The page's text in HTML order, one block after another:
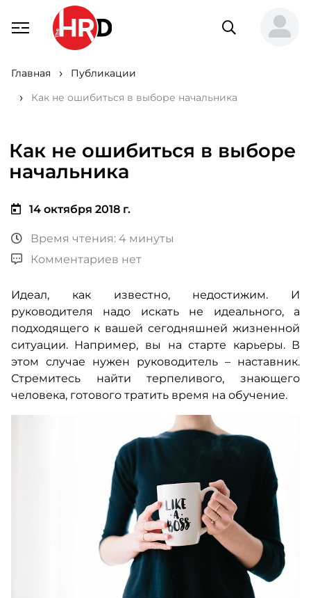
Главная
Публикации
Как не ошибиться в выборе начальника
Как не ошибиться в выборе
начальника
14 октября 2018 г.
Время чтения: 4 минуты
Комментариев нет
Идеал, как известно, недостижим. И
руководителя надо искать не идеального, а
подходящего к вашей сегодняшней жизненной
ситуации. Например, вы на старте карьеры. В
этом случае нужен руководитель – наставник.
Стремитесь найти терпеливого, знающего
человека, готового тратить время на обучение.